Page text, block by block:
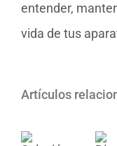
entender,
vida de tus
Artículos